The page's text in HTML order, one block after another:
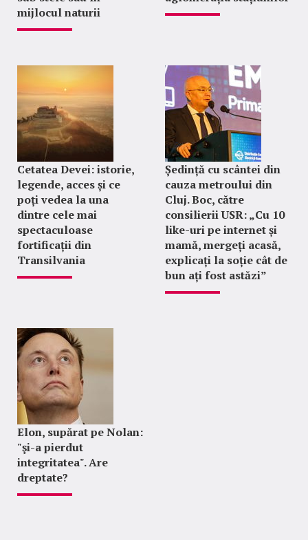
mijlocul naturii
Cetatea Devei: istorie,
legende, acces și ce
poți vedea la una
dintre cele mai
spectaculoase
fortificații din
Transilvania
Ședință cu scântei din
cauza metroului din
Cluj. Boc, către
consilierii USR: „Cu 10
like-uri pe internet și
mamă, mergeți acasă,
explicați la soție cât de
bun ați fost astăzi”
Elon, supărat pe Nolan:
"şi-a pierdut
integritatea". Are
dreptate?